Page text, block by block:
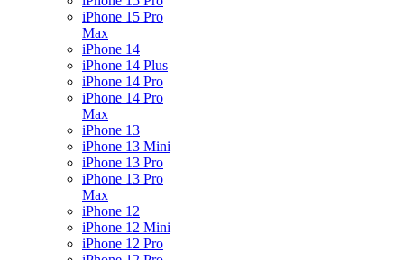
iPhone 15 Pro
Max
iPhone 14
iPhone 14 Plus
iPhone 14 Pro
iPhone 14 Pro
Max
iPhone 13
iPhone 13 Mini
iPhone 13 Pro
iPhone 13 Pro
Max
iPhone 12
iPhone 12 Mini
iPhone 12 Pro